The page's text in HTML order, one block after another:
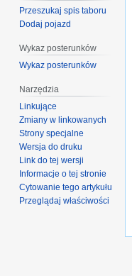
Przeszukaj spis taboru
Dodaj pojazd
Wykaz posterunków
Wykaz posterunków
Narzędzia
Linkujące
Zmiany w linkowanych
Strony specjalne
Wersja do druku
Link do tej wersji
Informacje o tej stronie
Cytowanie tego artykułu
Przeglądaj właściwości